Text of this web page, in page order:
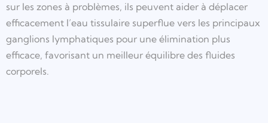
sur les zones à problèmes, ils peuvent aider à déplacer
efficacement l’eau tissulaire superflue vers les principaux
ganglions lymphatiques pour une élimination plus
efficace, favorisant un meilleur équilibre des fluides
corporels.